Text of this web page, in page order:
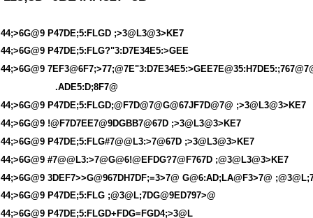
44;>6G@9 P47DE;5:FLGD ;>3@L3@3>KE7
44;>6G@9 P47DE;5:FLG?"3:D7E34E5:>GEE
44;>6G@9
.ADE5:D;8F7@
44;>6G@9 P47DE;5:FLGD;@F7D@7@G@67JF7D@7@ ;>3@L3@3>KE7
44;>6G@9 !@F7D7EE7@9DGBB7@67D ;>3@L3@3>KE7
44;>6G@9 P47DE;5:FLG#7@@L3:>7@67D ;>3@L3@3>KE7
44;>6G@9 #7@@L3:>7@G@6!@EFDG?7@F767D ;@3@L3@3>KE7
44;>6G@9 3DEF7>>G@967DH7DF;=3>7@ G@6:AD;LA@F3>7@
44;>6G@9 P47DE;5:FLG ;@3@L;7DG@9ED797>@
44;>6G@9 P47DE;5:FLGD+FDG=FGD4;>3@L